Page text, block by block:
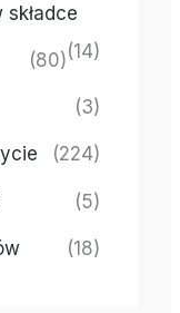
(14)
(80)
(3)
(224)
(5)
(18)